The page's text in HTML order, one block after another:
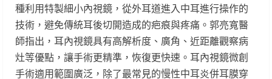
種利用特製細小內視鏡，從外耳道進入中耳進行操作的
技術，避免傳統耳後切開造成的疤痕與疼痛。郭亮寬醫
師指出，耳內視鏡具有高解析度、廣角、近距離觀察病
灶等優點，讓手術更精準，恢復更快速。耳內視鏡微創
手術適用範圍廣泛，除了最常見的慢性中耳炎併耳膜穿